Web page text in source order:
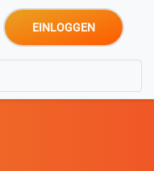
EINLOGGEN